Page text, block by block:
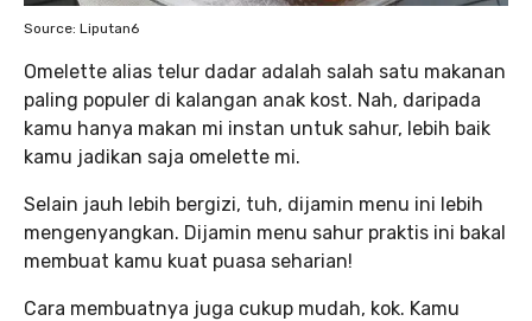
Source: Liputan6
Omelette alias telur dadar adalah salah satu makanan
paling populer di kalangan anak kost. Nah, daripada
kamu hanya makan mi instan untuk sahur, lebih baik
kamu jadikan saja omelette mi.
Selain jauh lebih bergizi, tuh, dijamin menu ini lebih
mengenyangkan. Dijamin menu sahur praktis ini bakal
membuat kamu kuat puasa seharian!
Cara membuatnya juga cukup mudah, kok. Kamu